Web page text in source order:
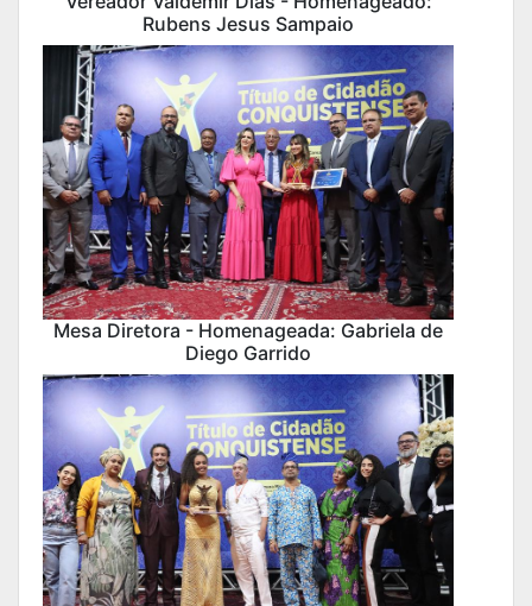
Rubens Jesus Sampaio
Mesa Diretora - Homenageada: Gabriela de
Diego Garrido